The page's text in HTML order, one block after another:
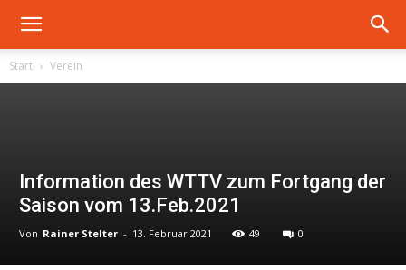
Start Verein
Information des WTTV zum Fortgang der
Saison vom 13.Feb.2021
Von Rainer Stelter - 13. Februar 2021 49 0